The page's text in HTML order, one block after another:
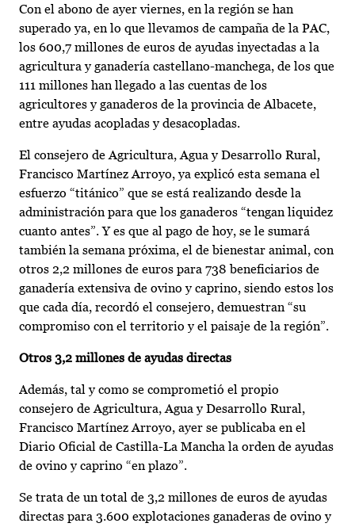
Con el abono de ayer viernes, en la región se han
superado ya, en lo que llevamos de campaña de la PAC,
los 600,7 millones de euros de ayudas inyectadas a la
agricultura y ganadería castellano-manchega, de los que
111 millones han llegado a las cuentas de los
agricultores y ganaderos de la provincia de Albacete,
entre ayudas acopladas y desacopladas.
El consejero de Agricultura, Agua y Desarrollo Rural,
Francisco Martínez Arroyo, ya explicó esta semana el
esfuerzo “titánico” que se está realizando desde la
administración para que los ganaderos “tengan liquidez
cuanto antes”. Y es que al pago de hoy, se le sumará
también la semana próxima, el de bienestar animal, con
otros 2,2 millones de euros para 738 beneficiarios de
ganadería extensiva de ovino y caprino, siendo estos los
que cada día, recordó el consejero, demuestran “su
compromiso con el territorio y el paisaje de la región”.
Otros 3,2 millones de ayudas directas
Además, tal y como se comprometió el propio
consejero de Agricultura, Agua y Desarrollo Rural,
Francisco Martínez Arroyo, ayer se publicaba en el
Diario Oficial de Castilla-La Mancha la orden de ayudas
de ovino y caprino “en plazo”.
Se trata de un total de 3,2 millones de euros de ayudas
directas para 3.600 explotaciones ganaderas de ovino y